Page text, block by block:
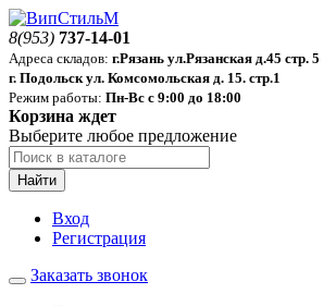
8(953) 737-14-01
Адреса складов: г.Рязань ул.Рязанская д.45 стр. 5
г. Подольск ул. Комсомольская д. 15. стр.1
Режим работы: Пн-Вс с 9:00 до 18:00
Корзина ждет
Выберите любое предложение
Найти
Вход
Регистрация
Заказать звонок